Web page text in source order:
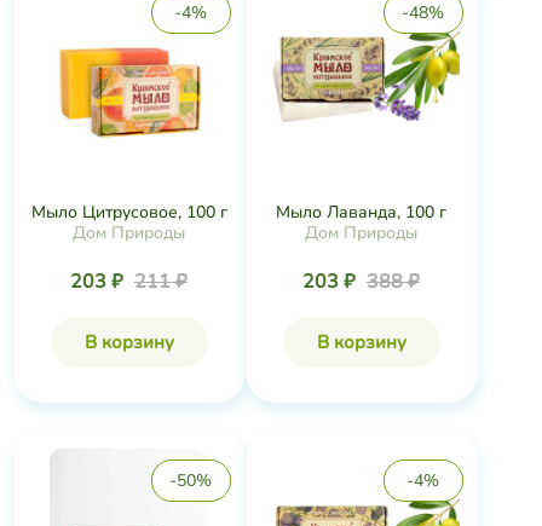
-4%
Мыло Цитрусовое, 100 г
Дом Природы
203 ₽ 211 ₽
В корзину
-48%
Мыло Лаванда, 100 г
Дом Природы
203 ₽ 388 ₽
В корзину
-50% -4%